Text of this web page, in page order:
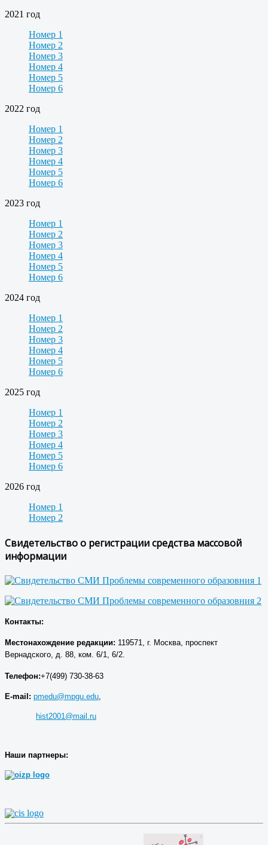
2021 год
Номер 1
Номер 2
Номер 3
Номер 4
Номер 5
Номер 6
2022 год
Номер 1
Номер 2
Номер 3
Номер 4
Номер 5
Номер 6
2023 год
Номер 1
Номер 2
Номер 3
Номер 4
Номер 5
Номер 6
2024 год
Номер 1
Номер 2
Номер 3
Номер 4
Номер 5
Номер 6
2025 год
Номер 1
Номер 2
Номер 3
Номер 4
Номер 5
Номер 6
2026 год
Номер 1
Номер 2
Свидетельство о регистрации средства массовой
информации
Контакты:
Местонахождение редакции: 119571, г. Москва, проспект
Вернадского, д. 88, ком. 6/1, 6/2.
Телефон:+7(499) 730-38-63
E-mail: pmedu@mpgu.edu
hist2001@mail.ru
Наши партнеры: